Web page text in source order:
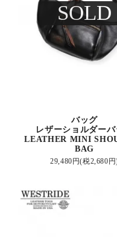
SOLD
バッグ
レザーショルダー
LEATHER MINI
BAG
29,480円(税2,680円